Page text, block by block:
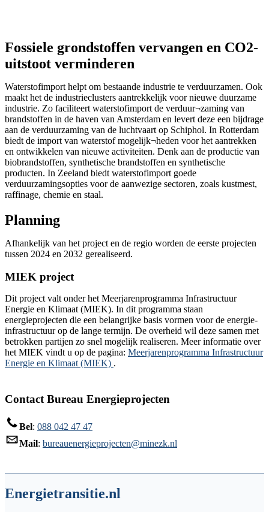
Fossiele grondstoffen vervangen en CO2-
uitstoot verminderen
Waterstofimport helpt om bestaande industrie te verduurzamen. Ook
maakt het de industrieclusters aantrekkelijk voor nieuwe duurzame
industrie. Zo faciliteert waterstofimport de verduur¬zaming van
brandstoffen in de haven van Amsterdam en levert deze een bijdrage
aan de verduurzaming van de luchtvaart op Schiphol. In Rotterdam
biedt de import van waterstof mogelijk¬heden voor het aantrekken
en ontwikkelen van nieuwe activiteiten. Denk aan de productie van
biobrandstoffen, synthetische brandstoffen en synthetische
producten. In Zeeland biedt waterstofimport goede
verduurzamingsopties voor de aanwezige sectoren, zoals kustmest,
raffinage, chemie en staal.
Planning
Afhankelijk van het project en de regio worden de eerste projecten
tussen 2024 en 2032 gerealiseerd.
MIEK project
Dit project valt onder het Meerjarenprogramma Infrastructuur
Energie en Klimaat (MIEK). In dit programma staan
energieprojecten die een belangrijke basis vormen voor de energie-
infrastructuur op de lange termijn. De overheid wil deze samen met
betrokken partijen zo snel mogelijk realiseren. Meer informatie over
het MIEK vindt u op de pagina: Meerjarenprogramma Infrastructuur
Energie en Klimaat (MIEK) .
Contact Bureau Energieprojecten
Bel: 088 042 47 47
Mail: bureauenergieprojecten@minezk.nl
Energietransitie.nl